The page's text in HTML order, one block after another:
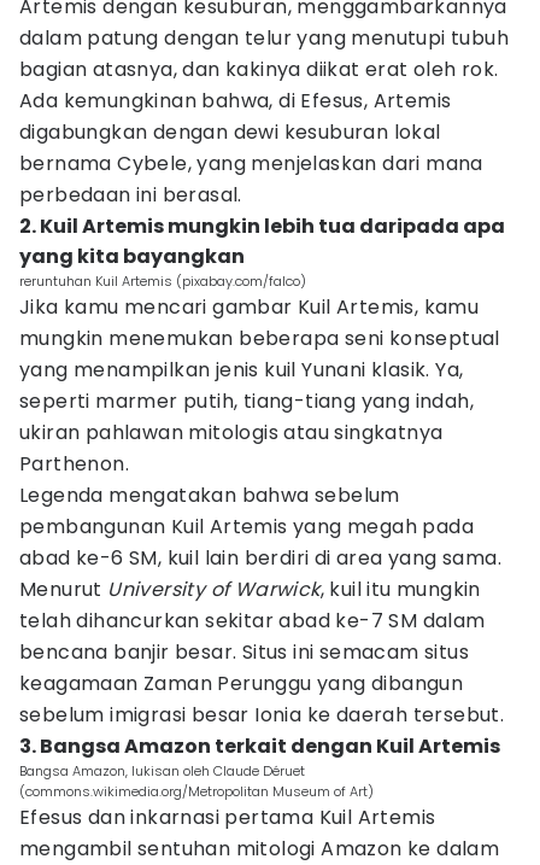
Artemis dengan kesuburan, menggambarkannya
dalam patung dengan telur yang menutupi tubuh
bagian atasnya, dan kakinya diikat erat oleh rok.
Ada kemungkinan bahwa, di Efesus, Artemis
digabungkan dengan dewi kesuburan lokal
bernama Cybele, yang menjelaskan dari mana
perbedaan ini berasal.
2. Kuil Artemis mungkin lebih tua daripada apa
yang kita bayangkan
reruntuhan Kuil Artemis (pixabay.com/falco)
Jika kamu mencari gambar Kuil Artemis, kamu
mungkin menemukan beberapa seni konseptual
yang menampilkan jenis kuil Yunani klasik. Ya,
seperti marmer putih, tiang-tiang yang indah,
ukiran pahlawan mitologis atau singkatnya
Parthenon.
Legenda mengatakan bahwa sebelum
pembangunan Kuil Artemis yang megah pada
abad ke-6 SM, kuil lain berdiri di area yang sama.
Menurut University of Warwick, kuil itu mungkin
telah dihancurkan sekitar abad ke-7 SM dalam
bencana banjir besar. Situs ini semacam situs
keagamaan Zaman Perunggu yang dibangun
sebelum imigrasi besar Ionia ke daerah tersebut.
3. Bangsa Amazon terkait dengan Kuil Artemis
Bangsa Amazon, lukisan oleh Claude Déruet
(commons.wikimedia.org/Metropolitan Museum of Art)
Efesus dan inkarnasi pertama Kuil Artemis
mengambil sentuhan mitologi Amazon ke dalam